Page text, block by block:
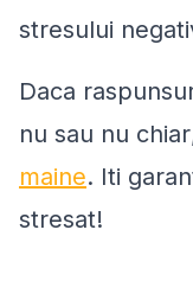
stresului
Daca
nu sau nu chiar
maine. Iti
stresat!